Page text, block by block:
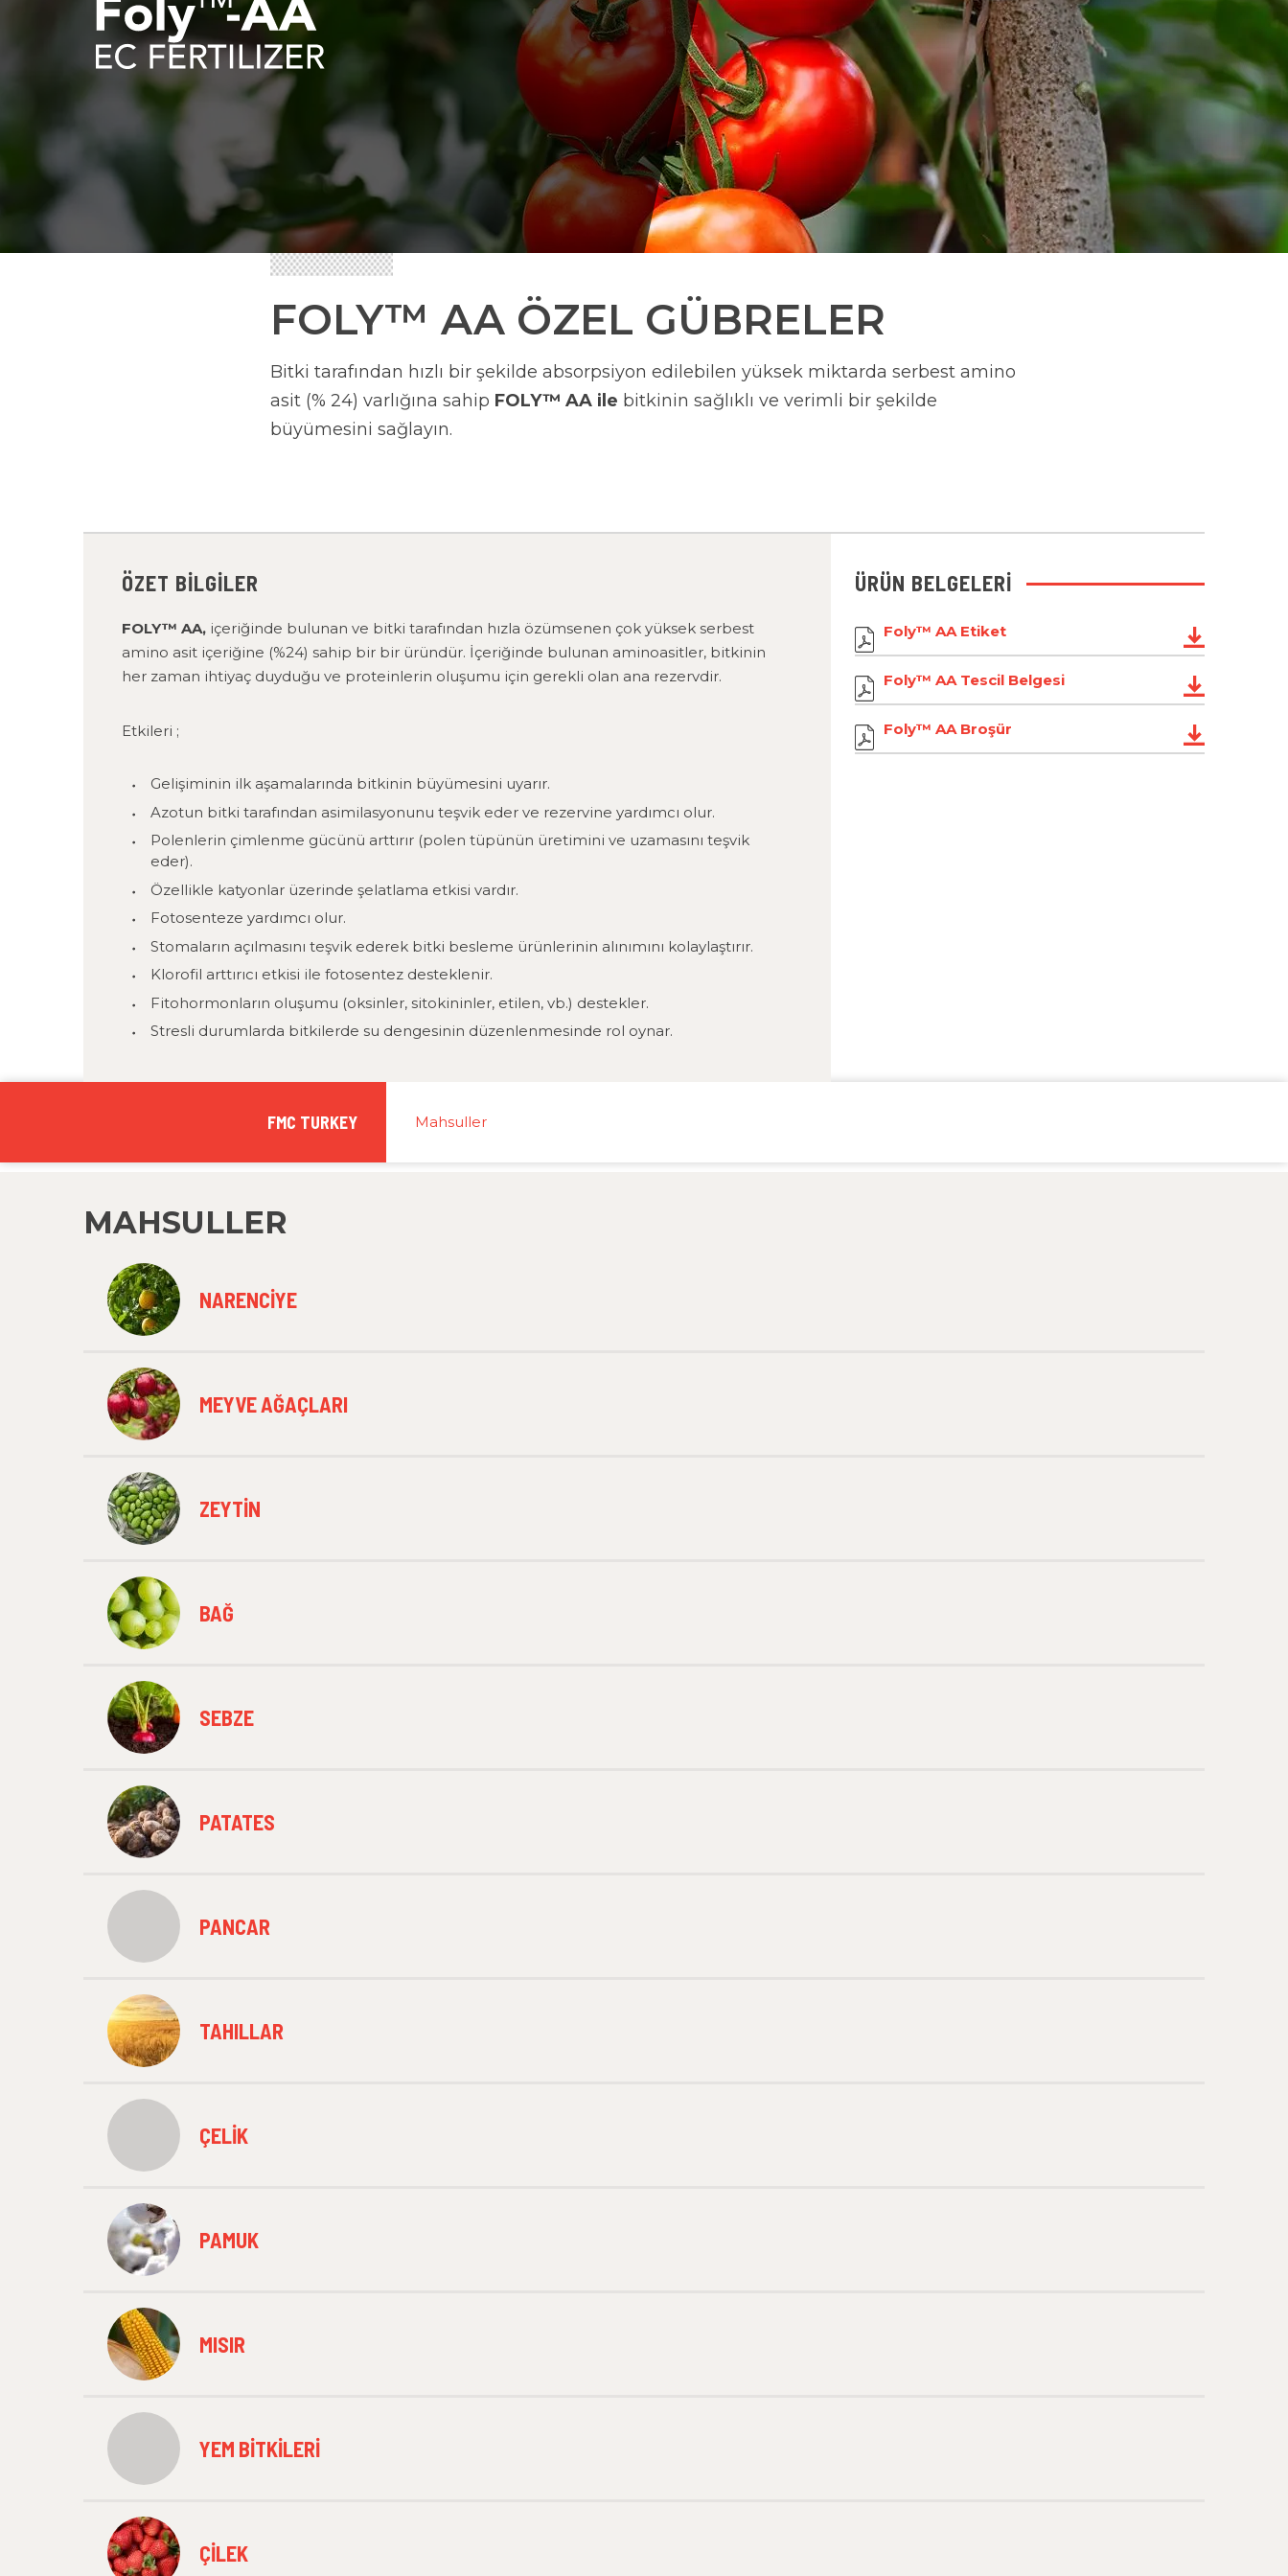
FOLY™ AA ÖZEL GÜBRELER
Bitki tarafından hızlı bir şekilde absorpsiyon edilebilen yüksek miktarda serbest amino
asit (% 24) varlığına sahip FOLY™ AA ile bitkinin sağlıklı ve verimli bir şekilde
büyümesini sağlayın.
ÖZET BILGILER
FOLY™ AA, içeriğinde bulunan ve bitki tarafından hızla özümsenen çok yüksek serbest
amino asit içeriğine (%24) sahip bir bir üründür. İçeriğinde bulunan aminoasitler, bitkinin
her zaman ihtiyaç duyduğu ve proteinlerin oluşumu için gerekli olan ana rezervdir.
Etkileri ;
Gelişiminin ilk aşamalarında bitkinin büyümesini uyarır.
Azotun bitki tarafından asimilasyonunu teşvik eder ve rezervine yardımcı olur.
Polenlerin çimlenme gücünü arttırır (polen tüpünün üretimini ve uzamasını teşvik
eder).
Özellikle katyonlar üzerinde şelatlama etkisi vardır.
Fotosenteze yardımcı olur.
Stomaların açılmasını teşvik ederek bitki besleme ürünlerinin alınımını kolaylaştırır.
Klorofil arttırıcı etkisi ile fotosentez desteklenir.
Fitohormonların oluşumu (oksinler, sitokininler, etilen, vb.) destekler.
Stresli durumlarda bitkilerde su dengesinin düzenlenmesinde rol oynar.
ÜRÜN BELGELERI
Foly™ AA Etiket
Foly™ AA Tescil Belgesi
Foly™ AA Broşür
FMC TURKEY Mahsuller
MAHSULLER
NARENCIYE
MEYVE AĞAÇLARI
ZEYTIN
BAĞ
SEBZE
PATATES
PANCAR
TAHILLAR
ÇELIK
PAMUK
MISIR
YEM BITKILERI
ÇILEK